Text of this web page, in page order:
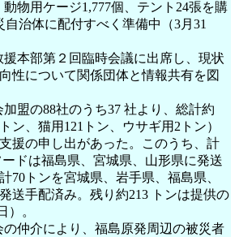
物用ケージ1,777個、テント24張を購
自治体に配付すべく準備中（3月31
援本部第２回臨時会議に出席し、現状
性について関係団体と情報共有を図
加盟の88社のうち37 社より、総計約
ン、猫用121トン、ウサギ用2トン）
援の申し出があった。このうち、計
ドは福島県、宮城県、山形県に発送
70トンを宮城県、岩手県、福島県、
送手配済み。残り約213 トンは提供の
）。
の仲介により、福島原発周辺の被災者